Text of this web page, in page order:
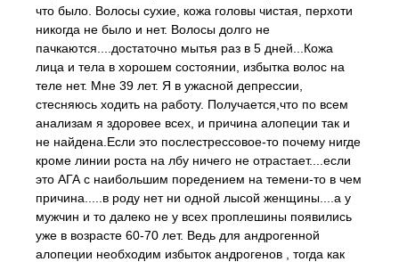
что было. Волосы сухие, кожа головы чистая, перхоти
никогда не было и нет. Волосы долго не
пачкаются....достаточно мытья раз в 5 дней...Кожа
лица и тела в хорошем состоянии, избытка волос на
теле нет. Мне 39 лет. Я в ужасной депрессии,
стесняюсь ходить на работу. Получается,что по всем
анализам я здоровее всех, и причина алопеции так и
не найдена.Если это послестрессовое-то почему нигде
кроме линии роста на лбу ничего не отрастает....если
это АГА с наибольшим поредением на темени-то в чем
причина.....в роду нет ни одной лысой женщины....а у
мужчин и то далеко не у всех проплешины появились
уже в возрасте 60-70 лет. Ведь для андрогенной
алопеции необходим избыток андрогенов , тогда как